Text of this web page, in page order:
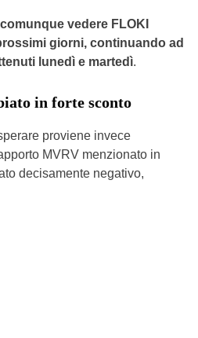
vedere FLOKI
giorni, continuando ad
lunedì e martedì.
in forte sconto
proviene invece
MVRV menzionato in
decisamente negativo,